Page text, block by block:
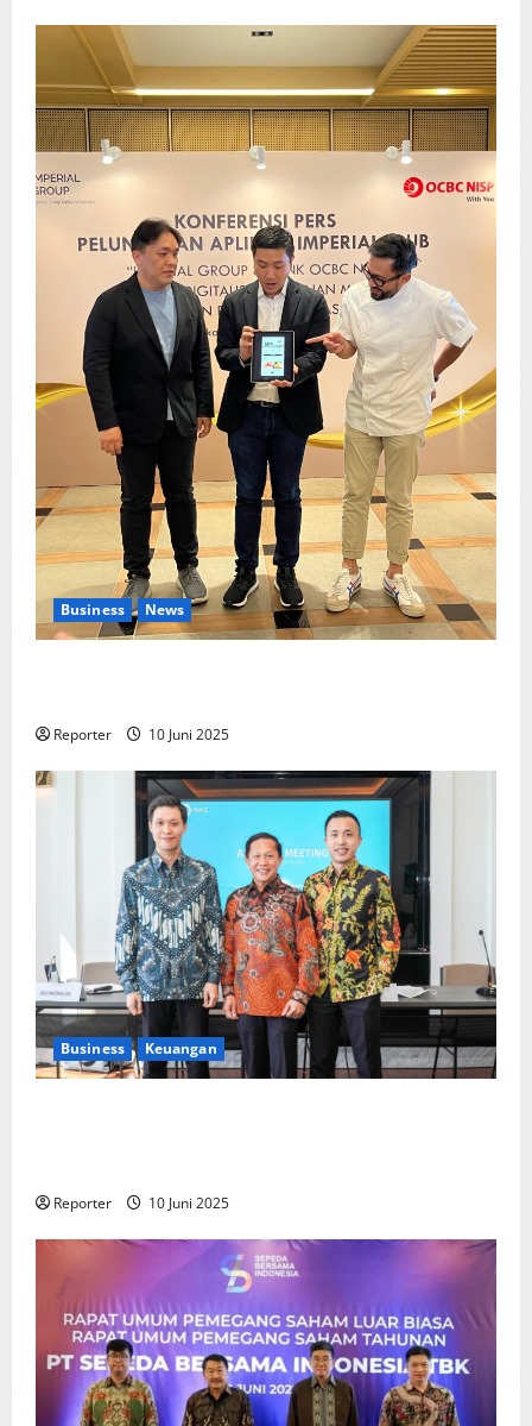
Business News
Reporter 10 Juni 2025
Business Keuangan
Reporter 10 Juni 2025